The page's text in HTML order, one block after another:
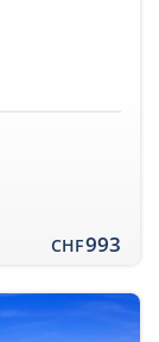
CHF993